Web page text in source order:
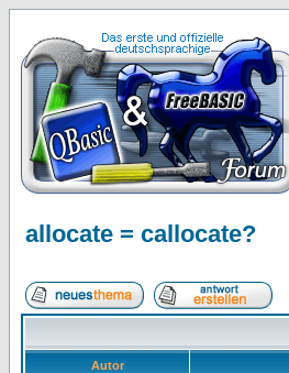
allocate = callocate?
Autor